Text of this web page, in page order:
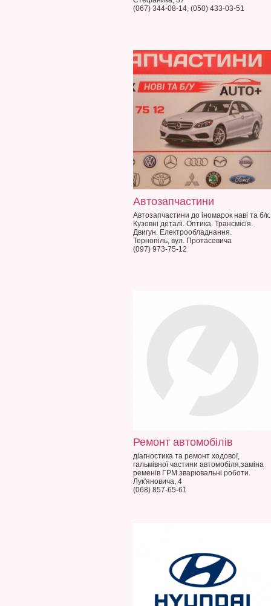
(067) 344-08-14, (050) 433-03-51
Автозапчастини
Автозапчастини до іномарок наві та б/к.
Кузовні деталі. Оптика. Трансмісія.
Двигун. Електрообладнання.
Тернопіль, вул. Протасевича
(097) 973-75-12
Ремонт автомобілів
діагностика та ремонт ходової,
гальмівної частини автомобіля,заміна
ременів ГРМ.зварювальні роботи.
Лук'яновича, 4
(068) 857-65-61